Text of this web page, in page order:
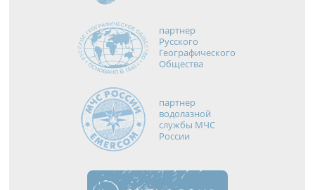
партнер
Русского
Географического
Общества
партнер
водолазной
службы МЧС
России